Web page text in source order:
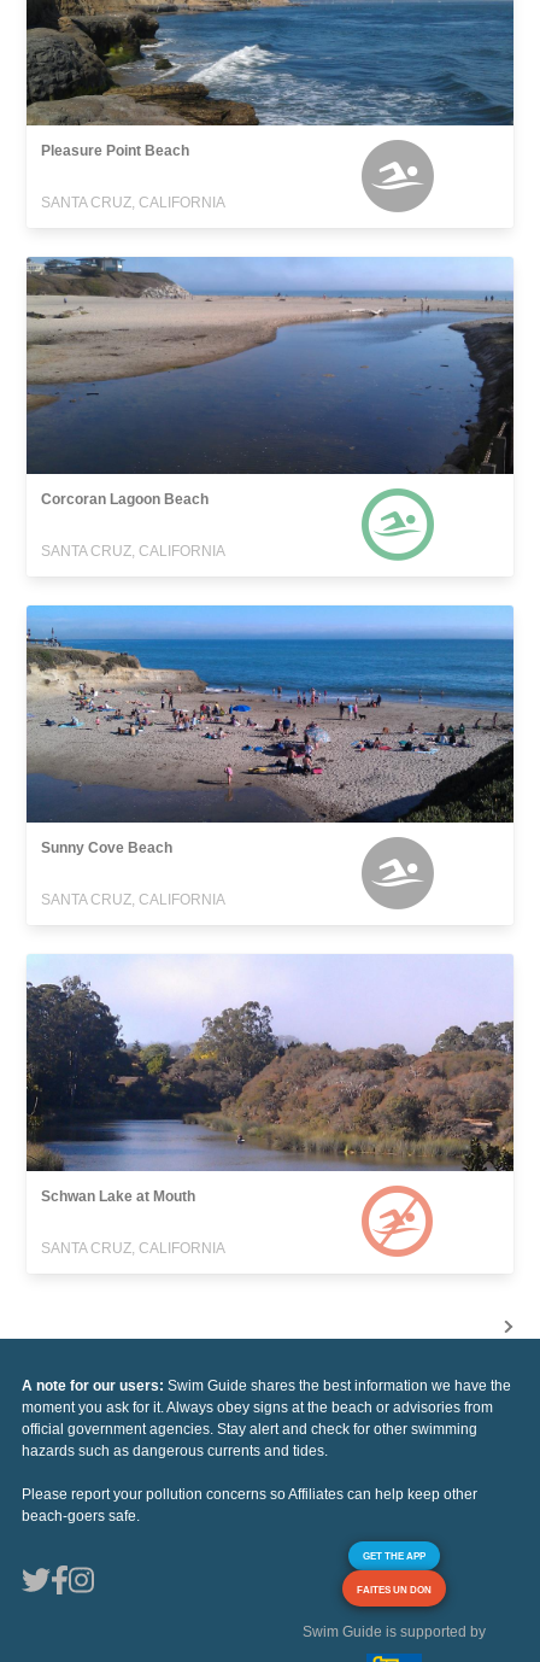
Pleasure Point Beach
SANTA CRUZ, CALIFORNIA
Corcoran Lagoon Beach
SANTA CRUZ, CALIFORNIA
Sunny Cove Beach
SANTA CRUZ, CALIFORNIA
Schwan Lake at Mouth
SANTA CRUZ, CALIFORNIA
A note for our users: Swim Guide shares the best information we have the
moment you ask for it. Always obey signs at the beach or advisories from
official government agencies. Stay alert and check for other swimming
hazards such as dangerous currents and tides.
Please report your pollution concerns so Affiliates can help keep other
beach-goers safe.
GET THE APP
FAITES UN DON
Swim Guide is supported by